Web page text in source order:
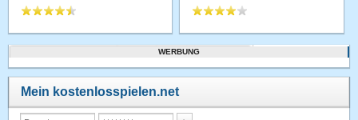
WERBUNG
Mein kostenlosspielen.net